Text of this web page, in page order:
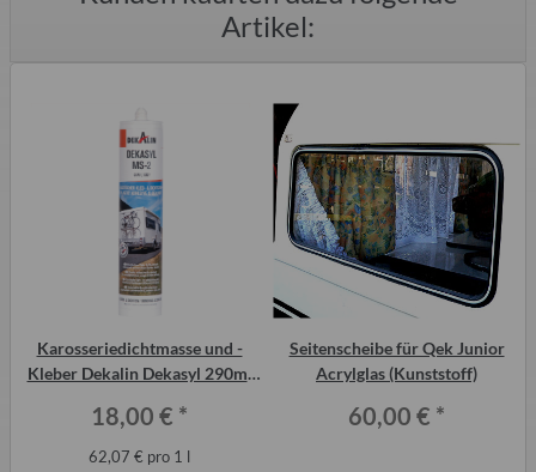
Artikel:
Karosseriedichtmasse und -
Kleber Dekalin Dekasyl 290ml
18,00 € *
62,07 € pro 1 l
Seitenscheibe für Qek Junior
Acrylglas (Kunststoff)
60,00 € *